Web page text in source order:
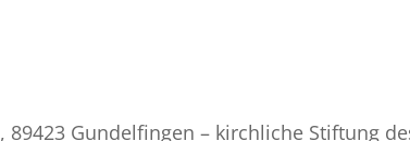
, 89423 Gundelfingen – kirchliche Stiftung